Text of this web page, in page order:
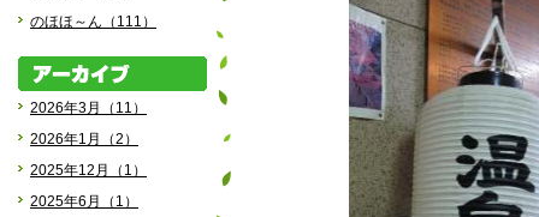
のほほ～ん（111）
2026年3月（11）
2026年1月（2）
2025年12月（1）
2025年6月（1）